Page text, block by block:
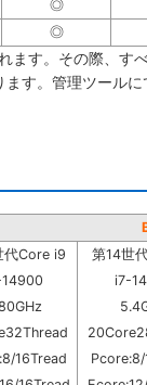
◎
◎
ます。その際、す
す。管理ツール
代Core i9
第14世
i7-
16Tread